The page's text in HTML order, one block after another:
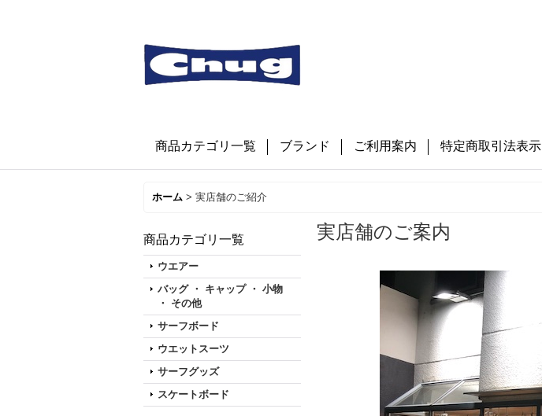
商品カテゴリ一覧 ブランド ご利用案内 特定商取引法表示
ホーム > 実店舗のご紹介
商品カテゴリ一覧
ウエアー
バッグ ・ キャップ ・ 小物
・ その他
サーフボード
ウエットスーツ
サーフグッズ
スケートボード
実店舗のご案内